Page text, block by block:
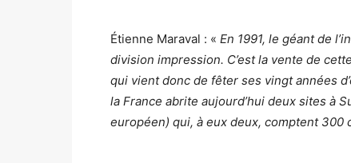
Étienne Maraval : « En 1991, le géant de
division impression. C’est la vente de
qui vient donc de fêter ses vingt années
la France abrite aujourd’hui deux sites à
européen) qui, à eux deux, comptent 300